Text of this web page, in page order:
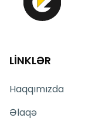
LİNKLƏR
Haqqımızda
Əlaqə